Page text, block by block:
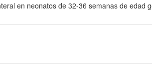
en neonatos de 32-36 semanas de edad